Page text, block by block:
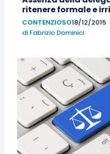
ritenere formale e
CONTENZIOSO18/12/2015
di Fabrizio Dominici